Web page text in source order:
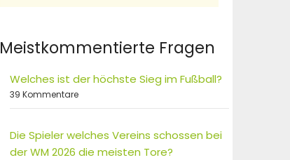
Meistkommentierte Fragen
Welches ist der höchste Sieg im Fußball?
39 Kommentare
Die Spieler welches Vereins schossen bei
der WM 2026 die meisten Tore?